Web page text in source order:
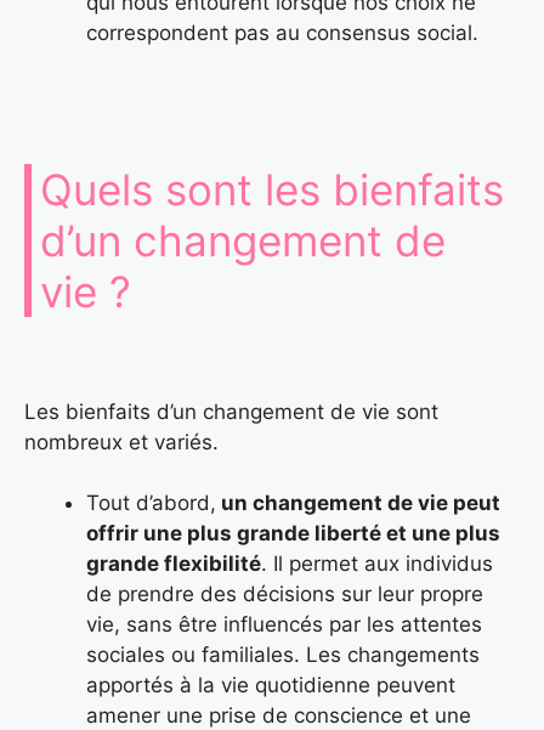
correspondent pas au consensus social.
Quels sont les bienfaits
d’un changement de
vie ?
Les bienfaits d’un changement de vie sont
nombreux et variés.
Tout d’abord, un changement de vie peut
offrir une plus grande liberté et une plus
grande flexibilité. Il permet aux individus
de prendre des décisions sur leur propre
vie, sans être influencés par les attentes
sociales ou familiales. Les changements
apportés à la vie quotidienne peuvent
amener une prise de conscience et une